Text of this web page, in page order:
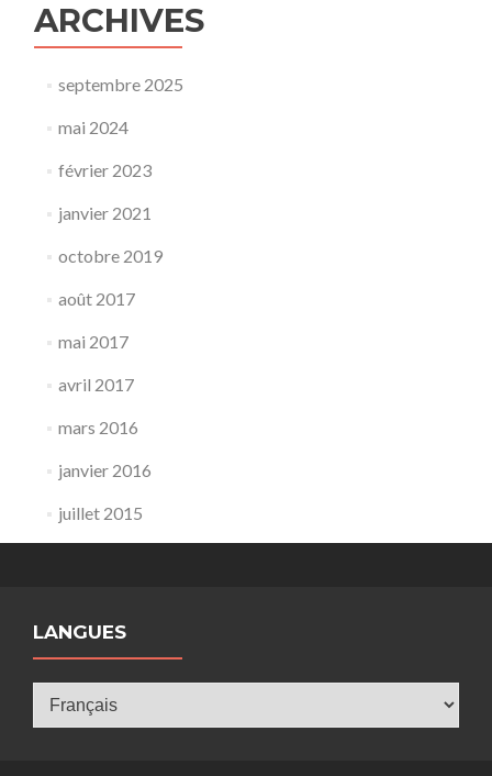
ARCHIVES
septembre 2025
mai 2024
février 2023
janvier 2021
octobre 2019
août 2017
mai 2017
avril 2017
mars 2016
janvier 2016
juillet 2015
LANGUES